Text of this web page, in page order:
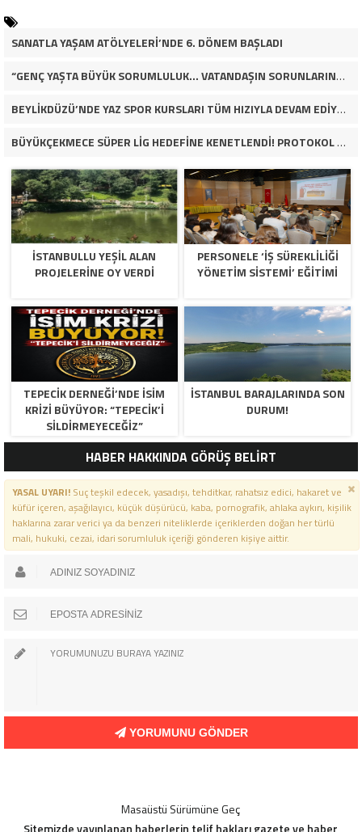
SANATLA YAŞAM ATÖLYELERİ’NDE 6. DÖNEM BAŞLADI
“GENÇ YAŞTA BÜYÜK SORUMLULUK… VATANDAŞIN SORUNLARINA ÇÖZÜM ARIYOR!”
BEYLİKDÜZÜ’NDE YAZ SPOR KURSLARI TÜM HIZIYLA DEVAM EDİYOR
BÜYÜKÇEKMECE SÜPER LİG HEDEFİNE KENETLENDİ! PROTOKOL VE İŞ DÜNYASINDAN BASKETBOL TAKIMINA TAM DESTEK…
İSTANBULLU YEŞİL ALAN
PROJELERİNE OY VERDİ
PERSONELE ‘İŞ SÜREKLİLİĞİ
YÖNETİM SİSTEMİ’ EĞİTİMİ
TEPECİK DERNEĞİ’NDE İSİM
KRİZİ BÜYÜYOR: “TEPECİK’İ
SİLDİRMEYECEĞİZ”
İSTANBUL BARAJLARINDA SON
DURUM!
HABER HAKKINDA GÖRÜŞ BELİRT
YASAL UYARI!Suç teşkil edecek, yasadışı, tehditkar, rahatsız edici, hakaret ve
küfür içeren, aşağılayıcı, küçük düşürücü, kaba, pornografik, ahlaka aykırı, kişilik
haklarına zarar verici ya da benzeri niteliklerde içeriklerden doğan her türlü
mali, hukuki, cezai, idari sorumluluk içeriği gönderen kişiye aittir.
YORUMUNU GÖNDER
Masaüstü Sürümüne Geç
Sitemizde yayınlanan haberlerin telif hakları gazete ve haber